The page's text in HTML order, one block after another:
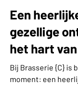
Een
gezellige
het hart
Bij Brasserie {C} is
moment: een